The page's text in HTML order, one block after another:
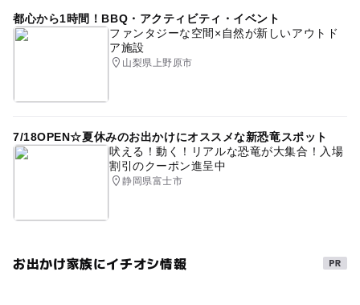
都心から1時間！BBQ・アクティビティ・イベント
ファンタジーな空間×自然が新しいアウトド
ア施設
山梨県上野原市
7/18OPEN☆夏休みのお出かけにオススメな新恐竜スポット
吠える！動く！リアルな恐竜が大集合！入場
割引のクーポン進呈中
静岡県富士市
お出かけ家族にイチオシ情報